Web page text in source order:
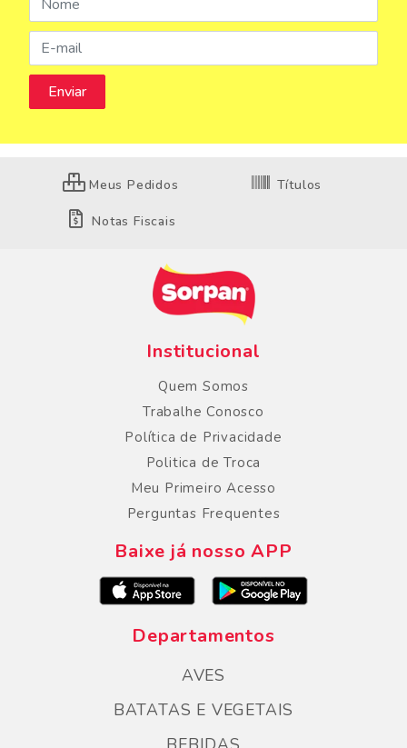
Meus Pedidos Títulos
Notas Fiscais
Institucional
Quem Somos
Trabalhe Conosco
Política de Privacidade
Politica de Troca
Meu Primeiro Acesso
Perguntas Frequentes
Baixe já nosso APP
Departamentos
AVES
BATATAS E VEGETAIS